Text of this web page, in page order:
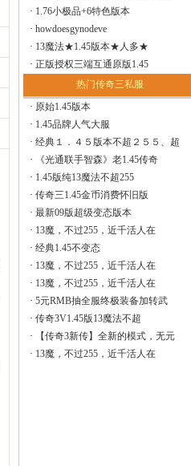
· 1.76小极品+6特色版本
· howdoesgynodeve
· 13魔法★1.45版本★人多★
· 正版授权三端互通原版1.45
热门传奇三私服
· 原始1.45版本
· 1.45品牌人气大服
· 经典１．４５版本不超２５５、超
·
《光通联手智森》老1.45传奇
· 1.45版纯13魔法不超255
· 传奇三1.45金币消费怀旧版
· 最新09版超级变态版本
· 13魔，不过255，近千活人在
· 经典1.45不变态
· 13魔，不过255，近千活人在
· 13魔，不过255，近千活人在
· 5元RMB抽全服终极装备加转武
· 传奇3V1.45版13魔法不超
·
【传奇3新传】全新的模式，无元
· 13魔，不过255，近千活人在